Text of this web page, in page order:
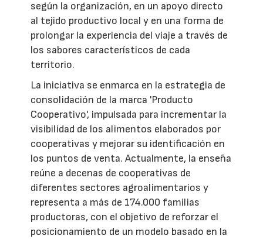
según la organización, en un apoyo directo
al tejido productivo local y en una forma de
prolongar la experiencia del viaje a través de
los sabores característicos de cada
territorio.
La iniciativa se enmarca en la estrategia de
consolidación de la marca 'Producto
Cooperativo', impulsada para incrementar la
visibilidad de los alimentos elaborados por
cooperativas y mejorar su identificación en
los puntos de venta. Actualmente, la enseña
reúne a decenas de cooperativas de
diferentes sectores agroalimentarios y
representa a más de 174.000 familias
productoras, con el objetivo de reforzar el
posicionamiento de un modelo basado en la